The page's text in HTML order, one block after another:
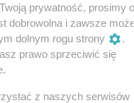
prywatność, prosimy o
dobrowolna i zawsze
dolnym rogu strony
.
prawo sprzeciwić się
z naszych serwisów